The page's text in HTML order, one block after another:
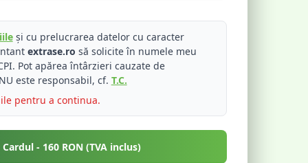
și cu prelucrarea datelor cu caracter
extrase.ro să solicite în numele meu
Pot apărea întârzieri cauzate de
este responsabil, cf. T.C.
pentru a continua.
- 160 RON (TVA inclus)